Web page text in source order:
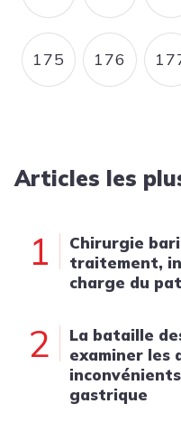
PAGE
175 PAGE
176
Articles les
1
Chirurgie
traitement,
charge du
2
La bataille
examiner les
gastrique